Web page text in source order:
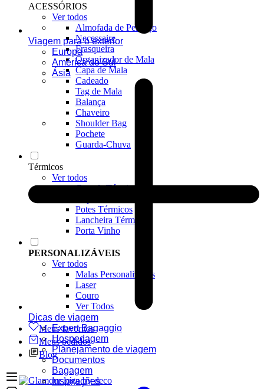
ACESSÓRIOS
Ver todos
Almofada de Pescoço
Necessaire
Frasqueira
Organizador de Mala
Capa de Mala
Cadeado
Tag de Mala
Balança
Chaveiro
Shoulder Bag
Pochete
Guarda-Chuva
Térmicos
Ver todos
Garrafa Térmica
Potes Térmicos
Lancheira Térmica
Porta Vinho
PERSONALIZÁVEIS
Ver todos
Malas Personalizadas
Laser
Couro
Ver Todos
Meus favoritos
Meus pedidos
Blog
Viagem para o exterior
Europa
América do Sul
Ásia
Dicas de viagem
Expert Bagaggio
Hospedagem
Planejamento de viagem
Documentos
Bagagem
Inspirações